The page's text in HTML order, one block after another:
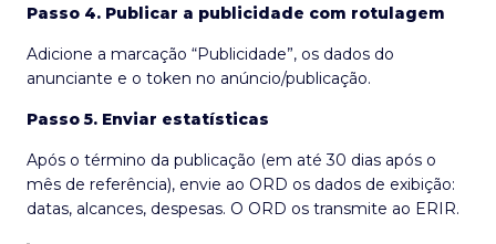
Passo 4. Publicar a publicidade com rotulagem
Adicione a marcação “Publicidade”, os dados do
anunciante e o token no anúncio/publicação.
Passo 5. Enviar estatísticas
Após o término da publicação (em até 30 dias após o
mês de referência), envie ao ORD os dados de exibição:
datas, alcances, despesas. O ORD os transmite ao ERIR.